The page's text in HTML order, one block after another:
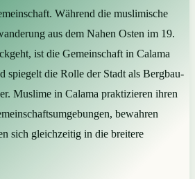
Während die muslimische
aus dem Nahen Osten im 19.
ist die Gemeinschaft in Calama
spiegelt die Rolle der Stadt als Bergbau-
Muslime in Calama praktizieren ihren
bewahren
sich gleichzeitig in die breitere